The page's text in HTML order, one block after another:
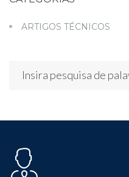
ARTIGOS TÉCNICOS